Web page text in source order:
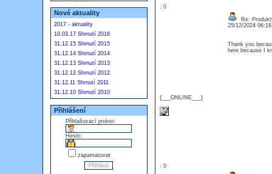
Nové aktuality
2017 - aktuality
10.03.17 Shrnutí 2016
31.12.15 Shrnutí 2015
31.12.14 Shrnutí 2014
31.12.13 Shrnutí 2013
31.12.12 Shrnutí 2012
31.12.11 Shrnutí 2011
31.12.10 Shrnutí 2010
Přihlášení
Přihlašovací jméno:
Heslo:
zapamatovat
: 0
{___ONLINE___}
Re:
25/12/2024
Thank you
here because I
: 0